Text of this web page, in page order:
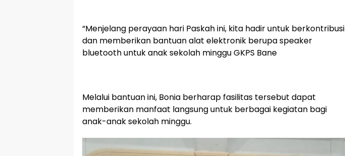
“Menjelang perayaan hari Paskah ini, kita hadir untuk berkontribusi
dan memberikan bantuan alat elektronik berupa speaker
bluetooth untuk anak sekolah minggu GKPS Bane
Melalui bantuan ini, Bonia berharap fasilitas tersebut dapat
memberikan manfaat langsung untuk berbagai kegiatan bagi
anak-anak sekolah minggu.